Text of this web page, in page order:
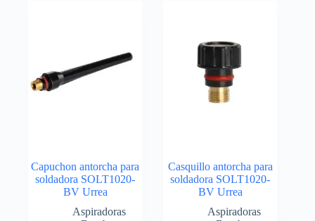
Capuchon antorcha para
soldadora SOLT1020-
BV Urrea
Aspiradoras
Casquillo antorcha para
soldadora SOLT1020-
BV Urrea
Aspiradoras